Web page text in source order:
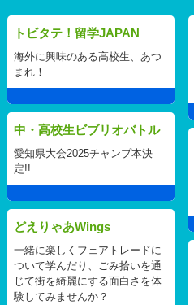
トビタテ！留学JAPAN
海外に興味のある高校生、あつ
まれ！
中・高校生ビブリオバトル
愛知県大会2025チャンプ本決
定!!
どえりゃあWings
一緒に楽しくフェアトレードに
ついて学んだり、ごみ拾いを通
じて街を綺麗にする面白さを体
験してみませんか？